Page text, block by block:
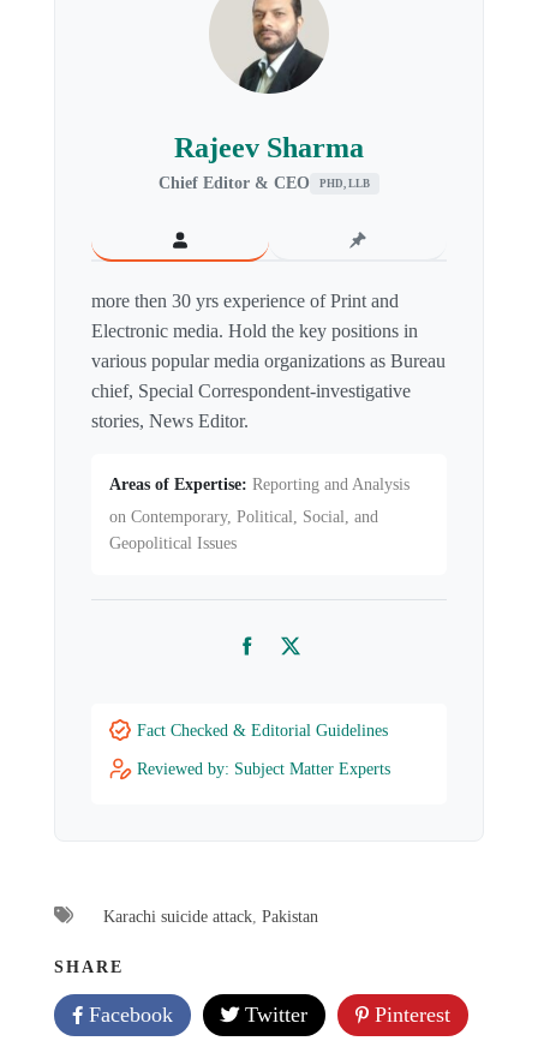
Rajeev Sharma
Chief Editor & CEO PHD, LLB
more then 30 yrs experience of Print and
Electronic media. Hold the key positions in
various popular media organizations as Bureau
chief, Special Correspondent-investigative
stories, News Editor.
Areas of Expertise: Reporting and Analysis
on Contemporary, Political, Social, and
Geopolitical Issues
FacebookTwitter
Fact Checked & Editorial Guidelines
Reviewed by: Subject Matter Experts
Karachi suicide attack, Pakistan
SHARE
Facebook Twitter Pinterest